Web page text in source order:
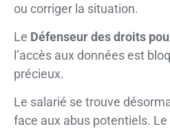
ou corriger la situation.
Le Défenseur des droits
l’accès aux données est
précieux.
Le salarié se trouve
face aux abus potentiels. Le